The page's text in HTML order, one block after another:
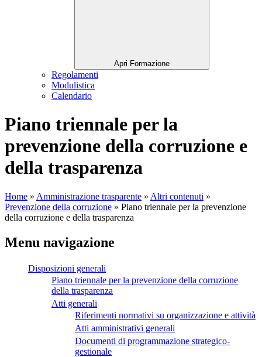
Apri Formazione
Regolamenti
Modulistica
Calendario
Piano triennale per la
prevenzione della corruzione e
della trasparenza
Home » Amministrazione trasparente » Altri contenuti »
Prevenzione della corruzione » Piano triennale per la prevenzione
della corruzione e della trasparenza
Menu navigazione
Disposizioni generali
Piano triennale per la prevenzione della corruzione
della trasparenza
Atti generali
Riferimenti normativi su organizzazione e attività
Atti amministrativi generali
Documenti di programmazione strategico-
gestionale